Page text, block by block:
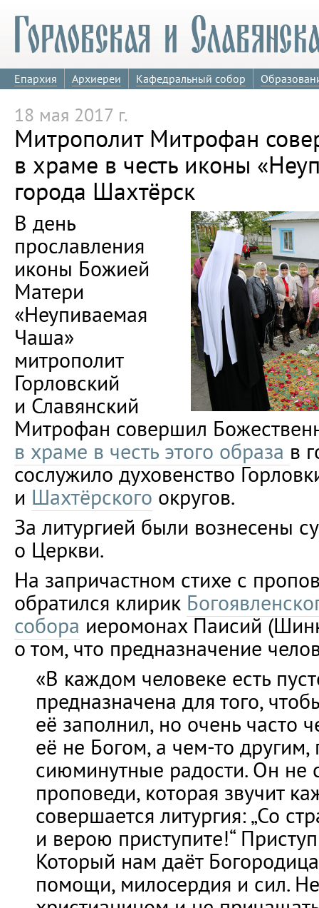
Епархия Архиереи Кафедральный собор
18 мая 2017 г.
Митрополит Митрофан
в храме в честь иконы
города Шахтёрск
В день
прославления
иконы Божией
Матери
«Неупиваемая
Чаша»
митрополит
Горловский
и Славянский
Митрофан совершил
в храме в честь этого образа в
сослужило духовенство
и Шахтёрского округов.
За литургией были вознесены
о Церкви.
На запричастном стихе с
обратился клирик
собора иеромонах Паисий
о том, что предназначение
«В каждом человеке есть
предназначена для того,
её заполнил, но очень часто
её не Богом, а чем-то другим,
сиюминутные радости. Он не
проповеди, которая звучит
совершается литургия: „Со
и верою приступите!“
Который нам даёт
помощи, милосердия и сил.